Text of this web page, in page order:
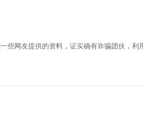
些网友提供的资料，证实确有诈骗团伙，利